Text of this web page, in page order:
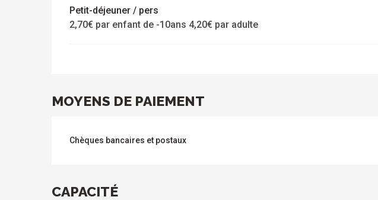
Petit-déjeuner / pers
2,70€ par enfant de -10ans 4,20€ par adulte
MOYENS DE PAIEMENT
Chèques bancaires et postaux
CAPACITÉ